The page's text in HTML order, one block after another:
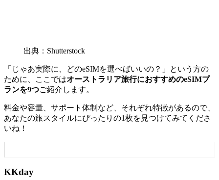
出典：Shutterstock
「じゃあ実際に、どのeSIMを選べばいいの？」という方の
ために、ここではオーストラリア旅行におすすめのeSIMプ
ランを9つご紹介します。
料金や容量、サポート体制など、それぞれ特徴があるので、
あなたの旅スタイルにぴったりの1枚を見つけてみてくださ
いね！
KKday